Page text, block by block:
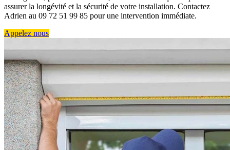
assurer la longévité et la sécurité de votre installation. Contactez
Adrien au 09 72 51 99 85 pour une intervention immédiate.
Appelez nous